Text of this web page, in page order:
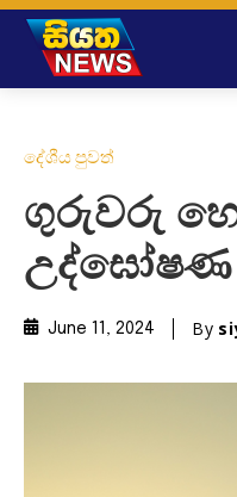
දේශීය පුවත්
ගුරුවරු
උද්ඝෝෂණ
June 11, 2024 By